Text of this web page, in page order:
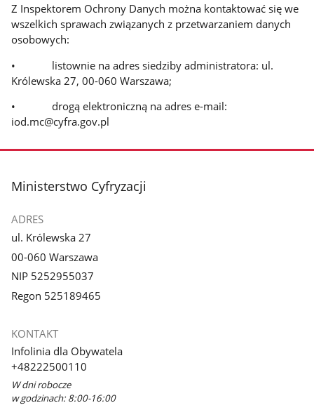
Z Inspektorem Ochrony Danych można kontaktować się we
wszelkich sprawach związanych z przetwarzaniem danych
osobowych:
• listownie na adres siedziby administratora: ul.
Królewska 27, 00-060 Warszawa;
• drogą elektroniczną na adres e-mail:
iod.mc@cyfra.gov.pl
stopka
Ministerstwo Cyfryzacji
ADRES
ul. Królewska 27
00-060 Warszawa
NIP 5252955037
Regon 525189465
KONTAKT
Infolinia dla Obywatela
+48222500110
W dni robocze
w godzinach: 8:00-16:00